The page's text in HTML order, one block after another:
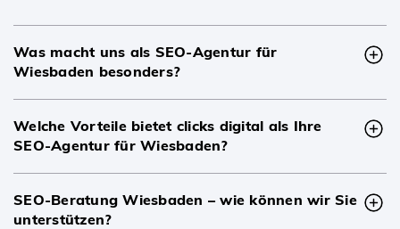
Was macht uns als SEO-Agentur für
Wiesbaden besonders?
Welche Vorteile bietet clicks digital als Ihre
SEO-Agentur für Wiesbaden?
SEO-Beratung Wiesbaden – wie können wir Sie
unterstützen?